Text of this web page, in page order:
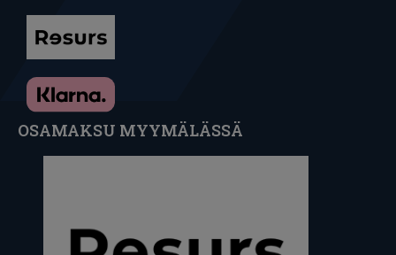
OSAMAKSU MYYMÄLÄSSÄ